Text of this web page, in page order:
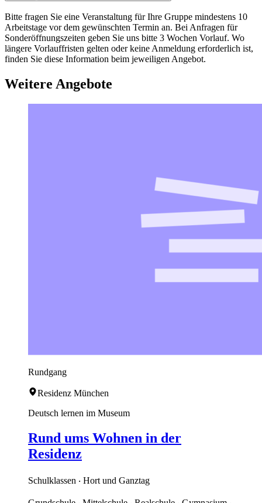
Bitte fragen Sie eine Veranstaltung für Ihre Gruppe mindestens 10
Arbeitstage vor dem gewünschten Termin an. Bei Anfragen für
Sonderöffnungszeiten geben Sie uns bitte 3 Wochen Vorlauf. Wo
längere Vorlauffristen gelten oder keine Anmeldung erforderlich ist,
finden Sie diese Information beim jeweiligen Angebot.
Weitere Angebote
Rundgang
Residenz München
Deutsch lernen im Museum
Rund ums Wohnen in der
Residenz
Schulklassen ‧ Hort und Ganztag